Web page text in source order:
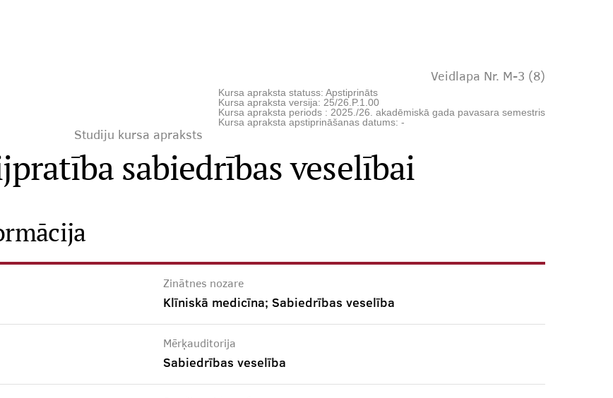
Veidlapa Nr. M-3 (8)
Kursa apraksta statuss: Apstiprināts
Kursa apraksta versija: 25/26.P.1.00
Kursa apraksta periods : 2025./26. akadēmiskā gada pavasara semestris
Kursa apraksta apstiprināšanas datums: -
Studiju kursa apraksts
sabiedrības veselībai
Zinātnes nozare
Klīniskā medicīna; Sabiedrības veselība
Mērķauditorija
Sabiedrības veselība